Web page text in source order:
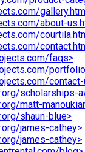
about-
faqs>
scholarships-
matt-
shaun-blue>
james-cathey>
james-cathey>